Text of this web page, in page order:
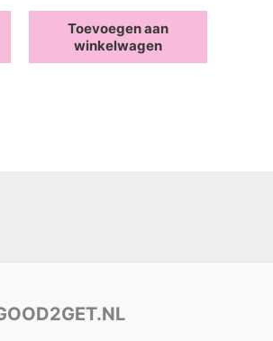
Toevoegen aan
winkelwagen